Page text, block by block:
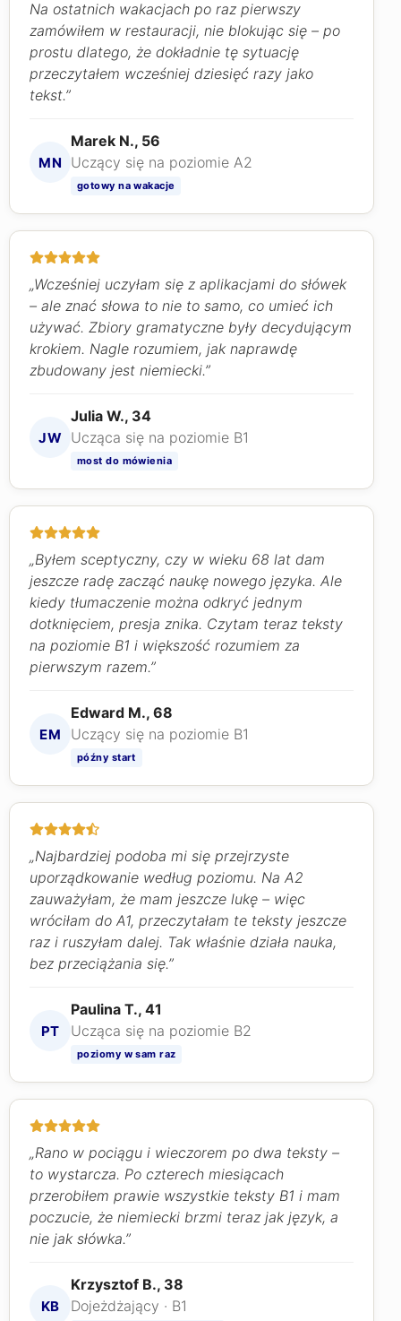
Na ostatnich wakacjach po raz pierwszy
zamówiłem w restauracji, nie blokując się – po
prostu dlatego, że dokładnie tę sytuację
przeczytałem wcześniej dziesięć razy jako
tekst.”
MN
Marek N., 56
Uczący się na poziomie A2
gotowy na wakacje
„Wcześniej uczyłam się z aplikacjami do słówek
– ale znać słowa to nie to samo, co umieć ich
używać. Zbiory gramatyczne były decydującym
krokiem. Nagle rozumiem, jak naprawdę
zbudowany jest niemiecki.”
JW
Julia W., 34
Ucząca się na poziomie B1
most do mówienia
„Byłem sceptyczny, czy w wieku 68 lat dam
jeszcze radę zacząć naukę nowego języka. Ale
kiedy tłumaczenie można odkryć jednym
dotknięciem, presja znika. Czytam teraz teksty
na poziomie B1 i większość rozumiem za
pierwszym razem.”
EM
Edward M., 68
Uczący się na poziomie B1
późny start
„Najbardziej podoba mi się przejrzyste
uporządkowanie według poziomu. Na A2
zauważyłam, że mam jeszcze lukę – więc
wróciłam do A1, przeczytałam te teksty jeszcze
raz i ruszyłam dalej. Tak właśnie działa nauka,
bez przeciążania się.”
PT
Paulina T., 41
Ucząca się na poziomie B2
poziomy w sam raz
„Rano w pociągu i wieczorem po dwa teksty –
to wystarcza. Po czterech miesiącach
przerobiłem prawie wszystkie teksty B1 i mam
poczucie, że niemiecki brzmi teraz jak język, a
nie jak słówka.”
KB
Krzysztof B., 38
Dojeżdżający · B1